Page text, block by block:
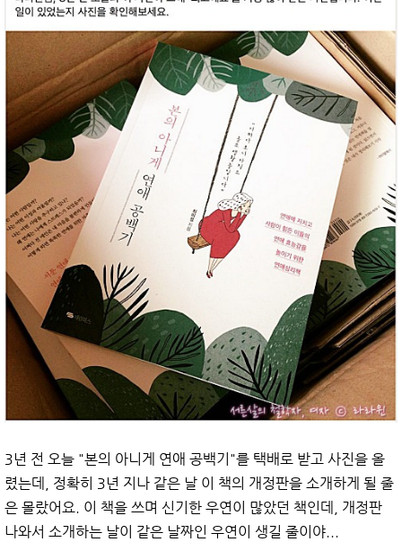
3년 전 오늘 "본의 아니게 연애 공백기"를 택배로 받고 사진을 올
렸는데, 정확히 3년 지나 같은 날 이 책의 개정판을 소개하게 될 줄
은 몰랐어요. 이 책을 쓰며 신기한 우연이 많았던 책인데, 개정판
나와서 소개하는 날이 같은 날짜인 우연이 생길 줄이야...